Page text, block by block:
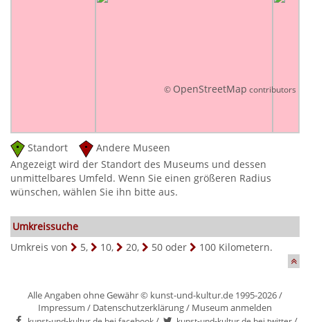
© OpenStreetMap contributors
Standort
Andere Museen
Angezeigt wird der Standort des Museums und dessen
unmittelbares Umfeld. Wenn Sie einen größeren Radius
wünschen, wählen Sie ihn bitte aus.
Umkreissuche
Umkreis von
5, 10, 20, 50 oder 100 Kilometern.
Alle Angaben ohne Gewähr © kunst-und-kultur.de 1995-2026 /
Impressum / Datenschutzerklärung/ Museum anmelden